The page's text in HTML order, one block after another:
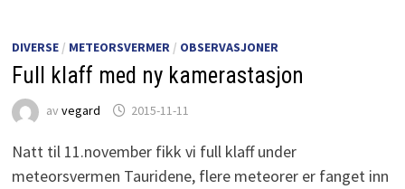
DIVERSE/ METEORSVERMER/ OBSERVASJONER
Full klaff med ny kamerastasjon
av vegard 2015-11-11
Natt til 11.november fikk vi full klaff under
meteorsvermen Tauridene, flere meteorer er fanget inn